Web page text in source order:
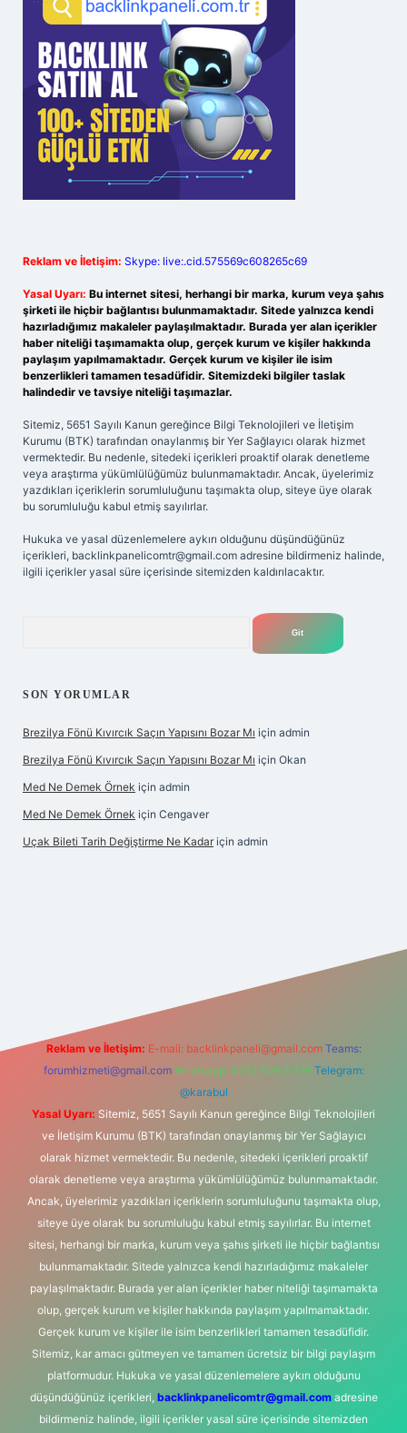
Reklam ve İletişim: Skype: live:.cid.575569c608265c69
Yasal Uyarı: Bu internet sitesi, herhangi bir marka, kurum veya şahıs
şirketi ile hiçbir bağlantısı bulunmamaktadır. Sitede yalnızca kendi
hazırladığımız makaleler paylaşılmaktadır. Burada yer alan içerikler
haber niteliği taşımamakta olup, gerçek kurum ve kişiler hakkında
paylaşım yapılmamaktadır. Gerçek kurum ve kişiler ile isim
benzerlikleri tamamen tesadüfidir. Sitemizdeki bilgiler taslak
halindedir ve tavsiye niteliği taşımazlar.
Sitemiz, 5651 Sayılı Kanun gereğince Bilgi Teknolojileri ve İletişim
Kurumu (BTK) tarafından onaylanmış bir Yer Sağlayıcı olarak hizmet
vermektedir. Bu nedenle, sitedeki içerikleri proaktif olarak denetleme
veya araştırma yükümlülüğümüz bulunmamaktadır. Ancak, üyelerimiz
yazdıkları içeriklerin sorumluluğunu taşımakta olup, siteye üye olarak
bu sorumluluğu kabul etmiş sayılırlar.
Hukuka ve yasal düzenlemelere aykırı olduğunu düşündüğünüz
içerikleri, backlinkpanelicomtr@gmail.com adresine bildirmeniz halinde,
ilgili içerikler yasal süre içerisinde sitemizden kaldırılacaktır.
SON YORUMLAR
Brezilya Fönü Kıvırcık Saçın Yapısını Bozar Mı için admin
Brezilya Fönü Kıvırcık Saçın Yapısını Bozar Mı için Okan
Med Ne Demek Örnek için admin
Med Ne Demek Örnek için Cengaver
Uçak Bileti Tarih Değiştirme Ne Kadar için admin
Reklam ve İletişim: E-mail: backlinkpaneli@gmail.com Teams:
forumhizmeti@gmail.com Whatsapp: 0262 606 0 726 Telegram:
@karabul
Yasal Uyarı: Sitemiz, 5651 Sayılı Kanun gereğince Bilgi Teknolojileri
ve İletişim Kurumu (BTK) tarafından onaylanmış bir Yer Sağlayıcı
olarak hizmet vermektedir. Bu nedenle, sitedeki içerikleri proaktif
olarak denetleme veya araştırma yükümlülüğümüz bulunmamaktadır.
Ancak, üyelerimiz yazdıkları içeriklerin sorumluluğunu taşımakta olup,
siteye üye olarak bu sorumluluğu kabul etmiş sayılırlar. Bu internet
sitesi, herhangi bir marka, kurum veya şahıs şirketi ile hiçbir bağlantısı
bulunmamaktadır. Sitede yalnızca kendi hazırladığımız makaleler
paylaşılmaktadır. Burada yer alan içerikler haber niteliği taşımamakta
olup, gerçek kurum ve kişiler hakkında paylaşım yapılmamaktadır.
Gerçek kurum ve kişiler ile isim benzerlikleri tamamen tesadüfidir.
Sitemiz, kar amacı gütmeyen ve tamamen ücretsiz bir bilgi paylaşım
platformudur. Hukuka ve yasal düzenlemelere aykırı olduğunu
düşündüğünüz içerikleri, backlinkpanelicomtr@gmail.comadresine
bildirmeniz halinde, ilgili içerikler yasal süre içerisinde sitemizden